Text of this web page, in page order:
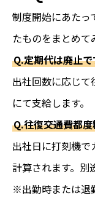
制度開始にあたっ
たものをまとめて
Q.定期代は廃止
出社回数に応じ
にて支給します。
Q.往復交通費都
出社日に打刻機
計算されます。別
※出勤時または退